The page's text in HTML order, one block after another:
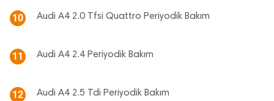
10 Audi A4 2.0 Tfsi Quattro Periyodik Bakım
11 Audi A4 2.4 Periyodik Bakım
12 Audi A4 2.5 Tdi Periyodik Bakım